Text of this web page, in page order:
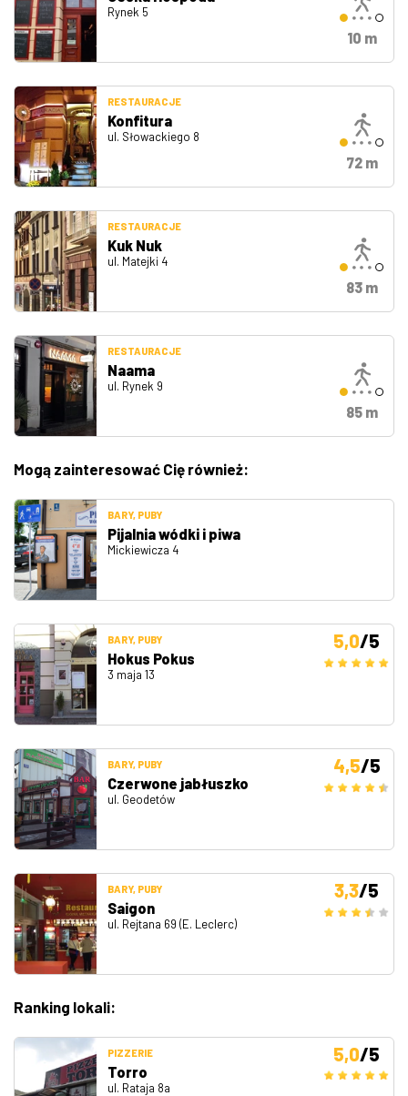
Rynek 5
10 m
RESTAURACJE
Konfitura
ul. Słowackiego 8
72 m
RESTAURACJE
Kuk Nuk
ul. Matejki 4
83 m
RESTAURACJE
Naama
ul. Rynek 9
85 m
Mogą zainteresować Cię również:
BARY, PUBY
Pijalnia wódki i piwa
Mickiewicza 4
BARY, PUBY
Hokus Pokus
3 maja 13
5,0/5
BARY, PUBY
Czerwone jabłuszko
ul. Geodetów
4,5/5
BARY, PUBY
Saigon
ul. Rejtana 69 (E. Leclerc)
3,3/5
Ranking lokali:
PIZZERIE
Torro
ul. Rataja 8a
5,0/5